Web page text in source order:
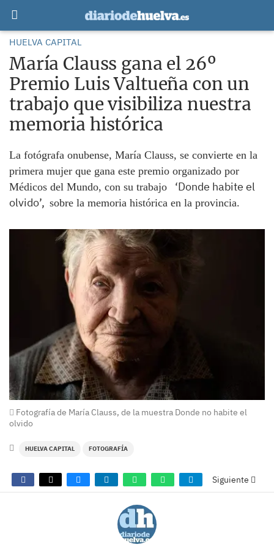
HUELVA CAPITAL
María Clauss gana el 26º
Premio Luis Valtueña con un
trabajo que visibiliza nuestra
memoria histórica
La fotógrafa onubense, María Clauss, se convierte en la
primera mujer que gana este premio organizado por
Médicos del Mundo, con su trabajo
‘Donde habite el
olvido’, sobre la memoria histórica en la provincia.
Fotografía de María Clauss, de la muestra Donde no habite el
olvido
HUELVA CAPITAL FOTOGRAFÍA
Siguiente